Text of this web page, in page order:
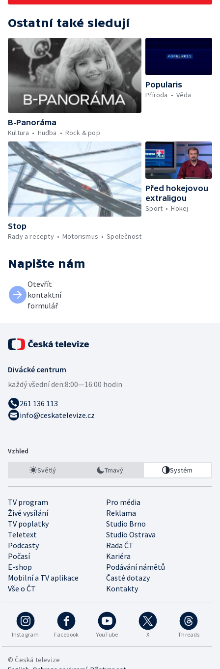
Ostatní také sledují
B-Panoráma
Kultura
Hudba Rock & pop
Popularis
Příroda
Věda
Stop
Rady a recepty
Motorismus Společnost
Před hokejovou
extraligou
Sport
Hokej
Napište nám
Otevřít
kontaktní
formulář
Divácké centrum
každý všední den:8:00—16:00 hodin
261 136 113
info@ceskatelevize.cz
Vzhled
Světlý Tmavý Systém
TV program
Pro média
Živé vysílání
Reklama
TV poplatky
Studio Brno
Teletext
Studio Ostrava
Podcasty
Rada ČT
Počasí
Kariéra
E-shop
Podávání námětů
Mobilní a TV aplikace
Časté dotazy
Vše o ČT
Kontakty
Instagram Facebook YouTube X Threads
© Česká televize